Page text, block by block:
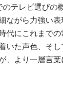
テレビ選びの
ながら力強い
代にこれまで
いた声色、そ
、より一層言